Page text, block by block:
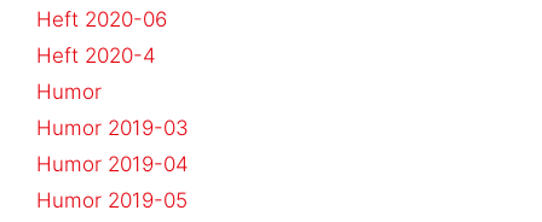
Heft 2020-06
Heft 2020-4
Humor
Humor 2019-03
Humor 2019-04
Humor 2019-05